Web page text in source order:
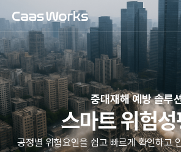
중대재해 예방 솔루
스마트 위험
공정별 위험요인을 쉽고 빠르게 확인하고